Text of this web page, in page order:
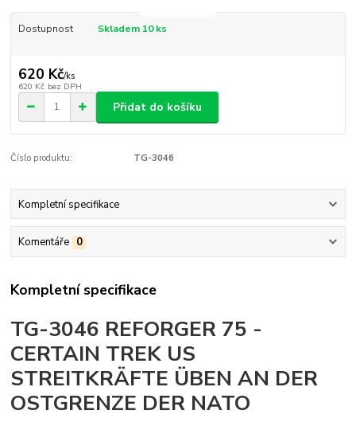
Dostupnost Skladem 10 ks
620 Kč/ks
620 Kč bez DPH
Přidat do košíku
Číslo produktu: TG-3046
Kompletní specifikace
Komentáře 0
Kompletní specifikace
TG-3046 REFORGER 75 -
CERTAIN TREK US
STREITKRÄFTE ÜBEN AN DER
OSTGRENZE DER NATO